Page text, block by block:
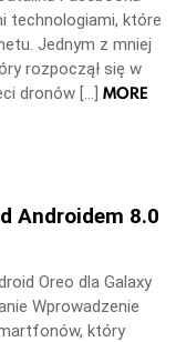
technologiami, które
Jednym z mniej
rozpoczął się w
dronów […] MORE
Androidem 8.0
Oreo dla Galaxy
Wprowadzenie
który